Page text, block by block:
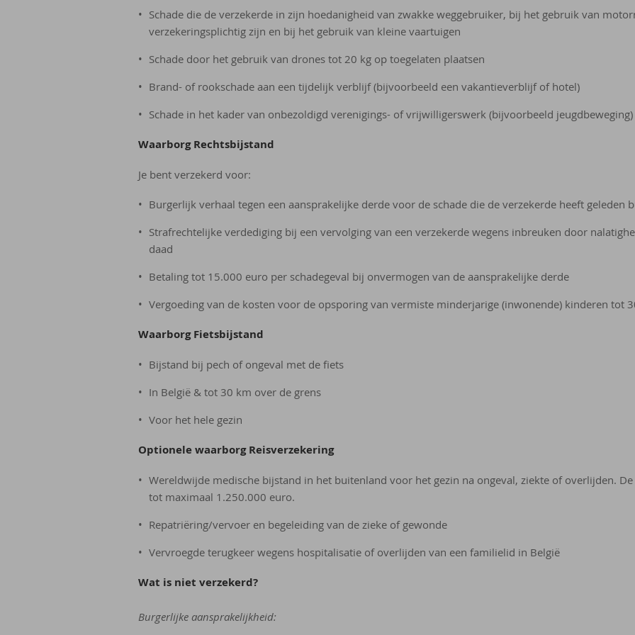
Schade die de verzekerde in zijn hoedanigheid van zwakke weggebruiker, bij het gebruik van
verzekeringsplichtig zijn en bij het gebruik van kleine vaartuigen
Schade door het gebruik van drones tot 20 kg op toegelaten plaatsen
Brand- of rookschade aan een tijdelijk verblijf (bijvoorbeeld een vakantieverblijf of hotel)
Schade in het kader van onbezoldigd verenigings- of vrijwilligerswerk (bijvoorbeeld jeugdbeweging)
Waarborg Rechtsbijstand
Je bent verzekerd voor:
Burgerlijk verhaal tegen een aansprakelijke derde voor de schade die de verzekerde heeft geleden
Strafrechtelijke verdediging bij een vervolging van een verzekerde wegens inbreuken door
daad
Betaling tot 15.000 euro per schadegeval bij onvermogen van de aansprakelijke derde
Vergoeding van de kosten voor de opsporing van vermiste minderjarige (inwonende) kinderen tot
Waarborg Fietsbijstand
Bijstand bij pech of ongeval met de fiets
In België & tot 30 km over de grens
Voor het hele gezin
Optionele waarborg Reisverzekering
Wereldwijde medische bijstand in het buitenland voor het gezin na ongeval, ziekte of overlijden.
tot maximaal 1.250.000 euro.
Repatriëring/vervoer en begeleiding van de zieke of gewonde
Vervroegde terugkeer wegens hospitalisatie of overlijden van een familielid in België
Wat is niet verzekerd?
Burgerlijke aansprakelijkheid: